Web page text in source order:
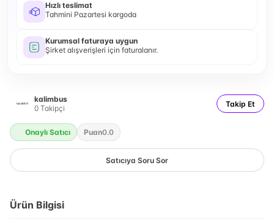
Hızlı teslimat
Tahmini Pazartesi kargoda
Kurumsal faturaya uygun
Şirket alışverişleri için faturalanır.
kalimbus
0 Takipçi Takip Et
Onaylı Satıcı Puan0.0
Satıcıya Soru Sor
Ürün Bilgisi